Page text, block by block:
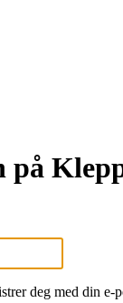
på
deg med din e-